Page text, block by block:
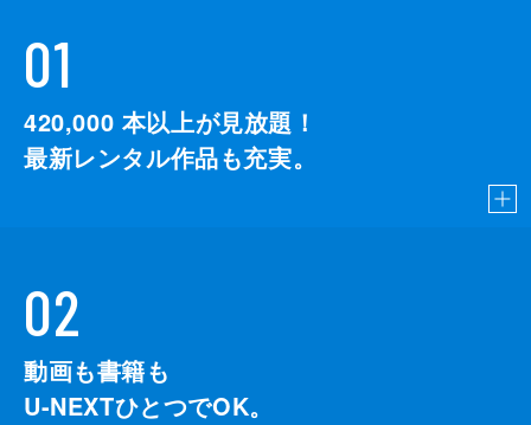
01
420,000 本以上が見放題！
最新レンタル作品も充実。
02
動画も書籍も
U-NEXTひとつでOK。